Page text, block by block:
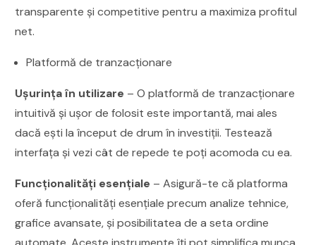
transparente și competitive pentru a maximiza profitul
net.
Platformă de tranzacționare
Ușurința în utilizare – O platformă de tranzacționare
intuitivă și ușor de folosit este importantă, mai ales
dacă ești la început de drum în investiții. Testează
interfața și vezi cât de repede te poți acomoda cu ea.
Funcționalități esențiale – Asigură-te că platforma
oferă funcționalități esențiale precum analize tehnice,
grafice avansate, și posibilitatea de a seta ordine